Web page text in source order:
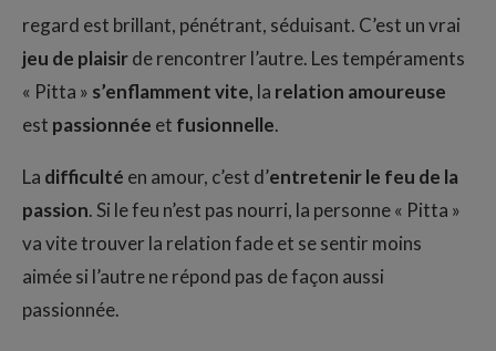
regard est brillant, pénétrant, séduisant. C’est un vrai
jeu de plaisirde rencontrer l’autre. Les tempéraments
« Pitta » s’enflamment vite, la relation amoureuse
est passionnée et fusionnelle.
La difficulté en amour, c’est d’entretenir le feu de la
passion. Si le feu n’est pas nourri, la personne « Pitta »
va vite trouver la relation fade et se sentir moins
aimée si l’autre ne répond pas de façon aussi
passionnée.